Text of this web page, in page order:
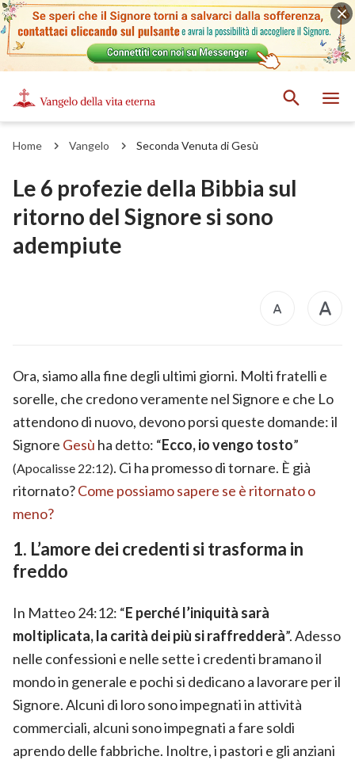
Home Vangelo Seconda Venuta di Gesù
Le 6 profezie della Bibbia sul
ritorno del Signore si sono
adempiute
Ora, siamo alla fine degli ultimi giorni. Molti fratelli e
sorelle, che credono veramente nel Signore e che Lo
attendono di nuovo, devono porsi queste domande: il
Signore Gesù ha detto: “Ecco, io vengo tosto”
(Apocalisse 22:12). Ci ha promesso di tornare. È già
ritornato?Come possiamo sapere se è ritornato o
meno?
1. L’amore dei credenti si trasforma in
freddo
In Matteo 24:12: “E perché l’iniquità sarà
moltiplicata, la carità dei più si raffredderà”. Adesso
nelle confessioni e nelle sette i credenti bramano il
mondo in generale e pochi si dedicano a lavorare per il
Signore. Alcuni di loro sono impegnati in attività
commerciali, alcuni sono impegnati a fare soldi
aprendo delle fabbriche. Inoltre, i pastori e gli anziani